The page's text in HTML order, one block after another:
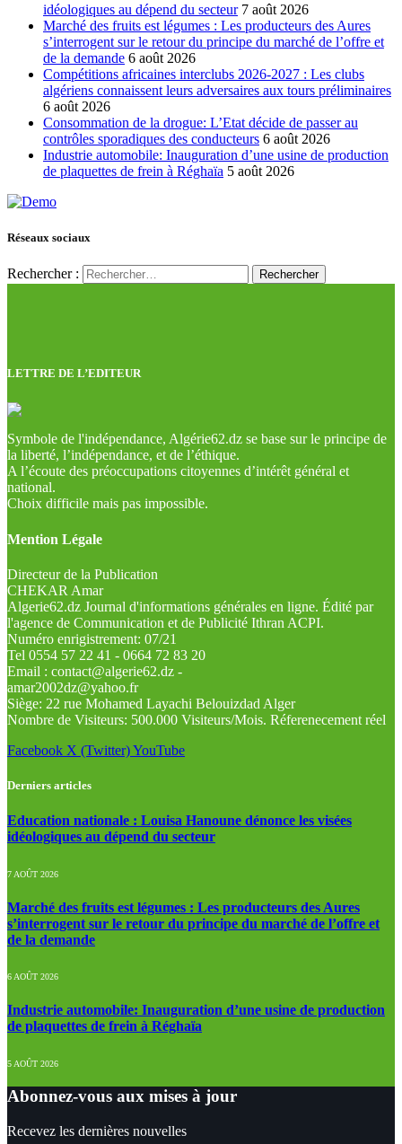
idéologiques au dépend du secteur 7 août 2026
Marché des fruits est légumes : Les producteurs des Aures
s’interrogent sur le retour du principe du marché de l’offre et
de la demande 6 août 2026
Compétitions africaines interclubs 2026-2027 : Les clubs
algériens connaissent leurs adversaires aux tours préliminaires
6 août 2026
Consommation de la drogue: L’Etat décide de passer au
contrôles sporadiques des conducteurs 6 août 2026
Industrie automobile: Inauguration d’une usine de production
de plaquettes de frein à Réghaïa 5 août 2026
Réseaux sociaux
Rechercher :
LETTRE DE L’EDITEUR
Symbole de l'indépendance, Algérie62.dz se base sur le principe de
la liberté, l’indépendance, et de l’éthique.
A l’écoute des préoccupations citoyennes d’intérêt général et
national.
Choix difficile mais pas impossible.
Mention Légale
Directeur de la Publication
CHEKAR Amar
Algerie62.dz Journal d'informations générales en ligne. Édité par
l'agence de Communication et de Publicité Ithran ACPI.
Numéro enrigistrement: 07/21
Tel 0554 57 22 41 - 0664 72 83 20
Email : contact@algerie62.dz -
amar2002dz@yahoo.fr
Siège: 22 rue Mohamed Layachi Belouizdad Alger
Nombre de Visiteurs: 500.000 Visiteurs/Mois. Réferenecement réel
Facebook X (Twitter)YouTube
Derniers articles
Education nationale : Louisa Hanoune dénonce les visées
idéologiques au dépend du secteur
7 AOÛT 2026
Marché des fruits est légumes : Les producteurs des Aures
s’interrogent sur le retour du principe du marché de l’offre et
de la demande
6 AOÛT 2026
Industrie automobile: Inauguration d’une usine de production
de plaquettes de frein à Réghaïa
5 AOÛT 2026
Abonnez-vous aux mises à jour
Recevez les dernières nouvelles